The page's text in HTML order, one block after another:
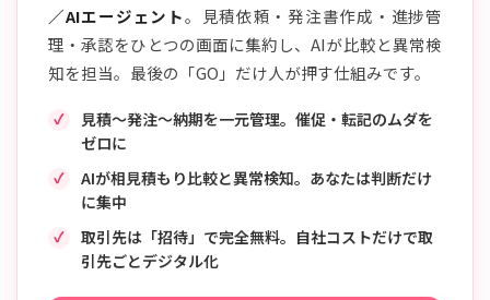
／AIエージェント。見積依頼・発注書作成・進捗管
理・承認をひとつの画面に集約し、AIが比較と異常検
知を担当。最後の「GO」だけ人が押す仕組みです。
見積〜発注〜納期を一元管理。催促・転記のムダを
ゼロに
AIが相見積もり比較と異常検知。あなたは判断だけ
に集中
取引先は「招待」で完全無料。自社コストだけで取
引先ごとデジタル化